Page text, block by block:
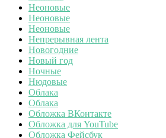
Неоновые
Неоновые
Неоновые
Непрерывная лента
Новогодние
Новый год
Ночные
Нюдовые
Облака
Облака
Обложка ВКонтакте
Обложка для YouTube
Обложка Фейсбук